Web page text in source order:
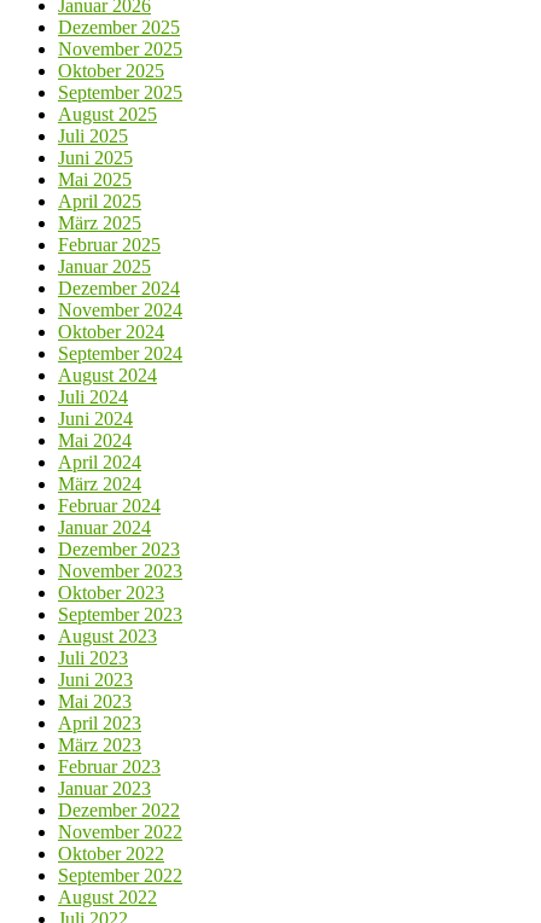
Januar 2026
Dezember 2025
November 2025
Oktober 2025
September 2025
August 2025
Juli 2025
Juni 2025
Mai 2025
April 2025
März 2025
Februar 2025
Januar 2025
Dezember 2024
November 2024
Oktober 2024
September 2024
August 2024
Juli 2024
Juni 2024
Mai 2024
April 2024
März 2024
Februar 2024
Januar 2024
Dezember 2023
November 2023
Oktober 2023
September 2023
August 2023
Juli 2023
Juni 2023
Mai 2023
April 2023
März 2023
Februar 2023
Januar 2023
Dezember 2022
November 2022
Oktober 2022
September 2022
August 2022